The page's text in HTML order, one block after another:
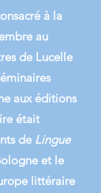
à la
au
de Lucelle
aux éditions
était
de Lingue
et le
littéraire